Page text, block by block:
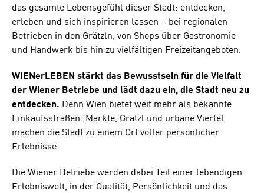
das gesamte Lebensgefühl dieser Stadt: entdecken,
erleben und sich inspirieren lassen – bei regionalen
Betrieben in den Grätzln, von Shops über Gastronomie
und Handwerk bis hin zu vielfältigen Freizeitangeboten.
WIENerLEBEN stärkt das Bewusstsein für die Vielfalt
der Wiener Betriebe und lädt dazu ein, die Stadt neu zu
entdecken. Denn Wien bietet weit mehr als bekannte
Einkaufsstraßen: Märkte, Grätzl und urbane Viertel
machen die Stadt zu einem Ort voller persönlicher
Erlebnisse.
Die Wiener Betriebe werden dabei Teil einer lebendigen
Erlebniswelt, in der Qualität, Persönlichkeit und das